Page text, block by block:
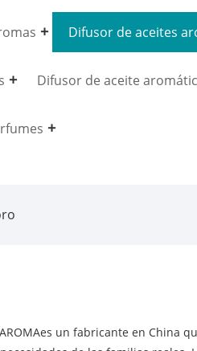
Difusor de aceites
Difusor de aceite
AROMAes un fabricante en China